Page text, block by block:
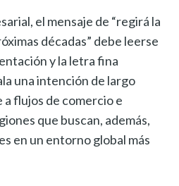
el mensaje de “regirá la
décadas” debe leerse
y la letra fina
una intención de largo
flujos de comercio e
que buscan, además,
en un entorno global más